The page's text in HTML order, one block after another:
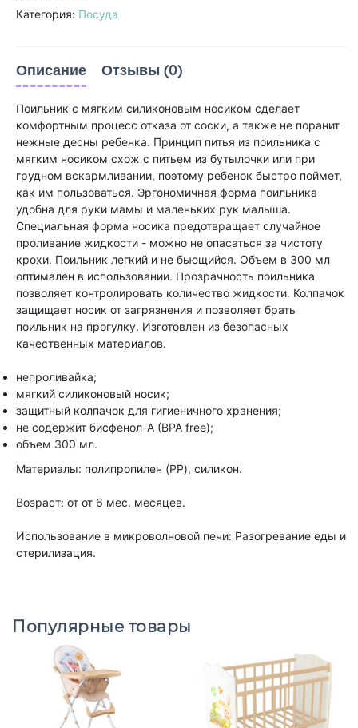
Категория: Посуда
Описание Отзывы (0)
Поильник с мягким силиконовым носиком сделает
комфортным процесс отказа от соски, а также не поранит
нежные десны ребенка. Принцип питья из поильника с
мягким носиком схож с питьем из бутылочки или при
грудном вскармливании, поэтому ребенок быстро поймет,
как им пользоваться. Эргономичная форма поильника
удобна для руки мамы и маленьких рук малыша.
Специальная форма носика предотвращает случайное
проливание жидкости - можно не опасаться за чистоту
крохи. Поильник легкий и не бьющийся. Объем в 300 мл
оптимален в использовании. Прозрачность поильника
позволяет контролировать количество жидкости. Колпачок
защищает носик от загрязнения и позволяет брать
поильник на прогулку. Изготовлен из безопасных
качественных материалов.
непроливайка;
мягкий силиконовый носик;
защитный колпачок для гигиеничного хранения;
не содержит бисфенол-А (BPA free);
объем 300 мл.
Материалы: полипропилен (PP), силикон.
Возраст: от от 6 мес. месяцев.
Использование в микроволновой печи: Разогревание еды и
стерилизация.
Популярные товары